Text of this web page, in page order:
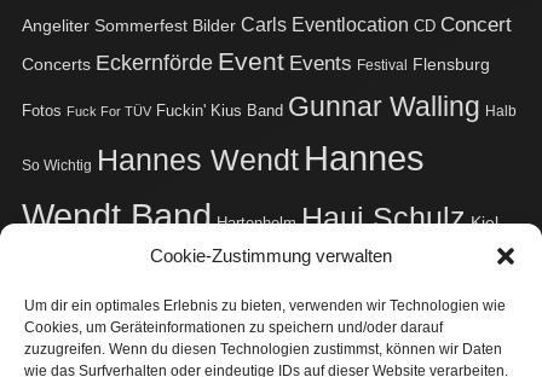
Cookie-Zustimmung verwalten
Um dir ein optimales Erlebnis zu bieten, verwenden wir Technologien wie
Cookies, um Geräteinformationen zu speichern und/oder darauf
zuzugreifen. Wenn du diesen Technologien zustimmst, können wir Daten
wie das Surfverhalten oder eindeutige IDs auf dieser Website verarbeiten.
Angeliter Sommerfest Bilder Carls Eventlocation CD Concert
Concerts Eckernförde Event Events Festival Flensburg
Fotos Fuck For TÜV Fuckin' Kius Band Gunnar Walling Halb
So Wichtig Hannes Wendt Hannes
Wendt Band Hartenholm Haui Schulz Kiel
Konzert Live Mathias Schwarz
Merchandise Radio BOB! Radio Bob! Rockcamp Rockamp Roxy Studio
Sven Jacobsen Sänk ju Piepel! Taarstedt Termin Video